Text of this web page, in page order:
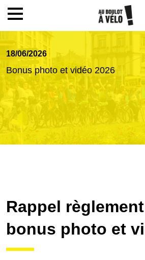
Accueil
Le challenge
Inscription
Actualités
18/06/2026
Bonus photo et vidéo 2026
Rappel
bonus photo et